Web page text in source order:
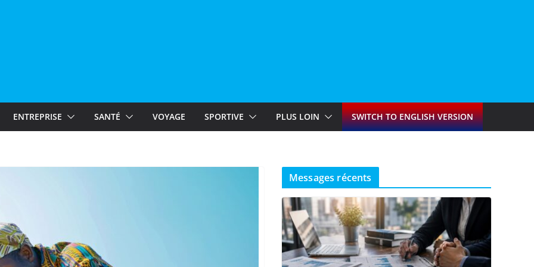
ENTREPRISE SANTÉ VOYAGE SPORTIVE PLUS LOIN SWITCH TO ENGLISH VERSION
Messages récents